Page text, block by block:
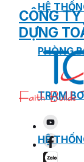
HỆ
PHÒNG
TRẠM
HỆ
CÔNG
DỰNG